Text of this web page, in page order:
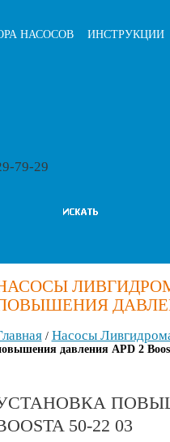
НАСОСОВ ИНСТРУКЦИИ
79-29
/ Насосы
давления APD 2
50-22 03